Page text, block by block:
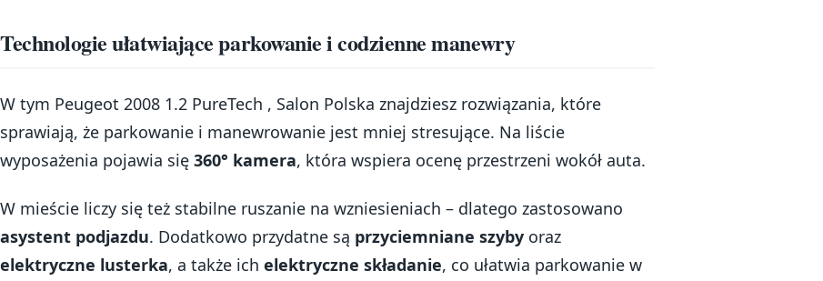
Technologie ułatwiające parkowanie i codzienne manewry
W tym Peugeot 2008 1.2 PureTech , Salon Polska znajdziesz rozwiązania, które
sprawiają, że parkowanie i manewrowanie jest mniej stresujące. Na liście
wyposażenia pojawia się 360° kamera, która wspiera ocenę przestrzeni wokół auta.
W mieście liczy się też stabilne ruszanie na wzniesieniach – dlatego zastosowano
asystent podjazdu. Dodatkowo przydatne są przyciemniane szyby oraz
elektryczne lusterka, a także ich elektryczne składanie, co ułatwia parkowanie w